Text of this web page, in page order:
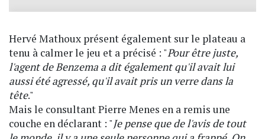
Hervé Mathoux présent également sur le plateau a
tenu à calmer le jeu et a précisé : "Pour être juste,
l'agent de Benzema a dit également qu'il avait lui
aussi été agressé, qu'il avait pris un verre dans la
tête."
Mais le consultant Pierre Menes en a remis une
couche en déclarant : "Je pense que de l'avis de tout